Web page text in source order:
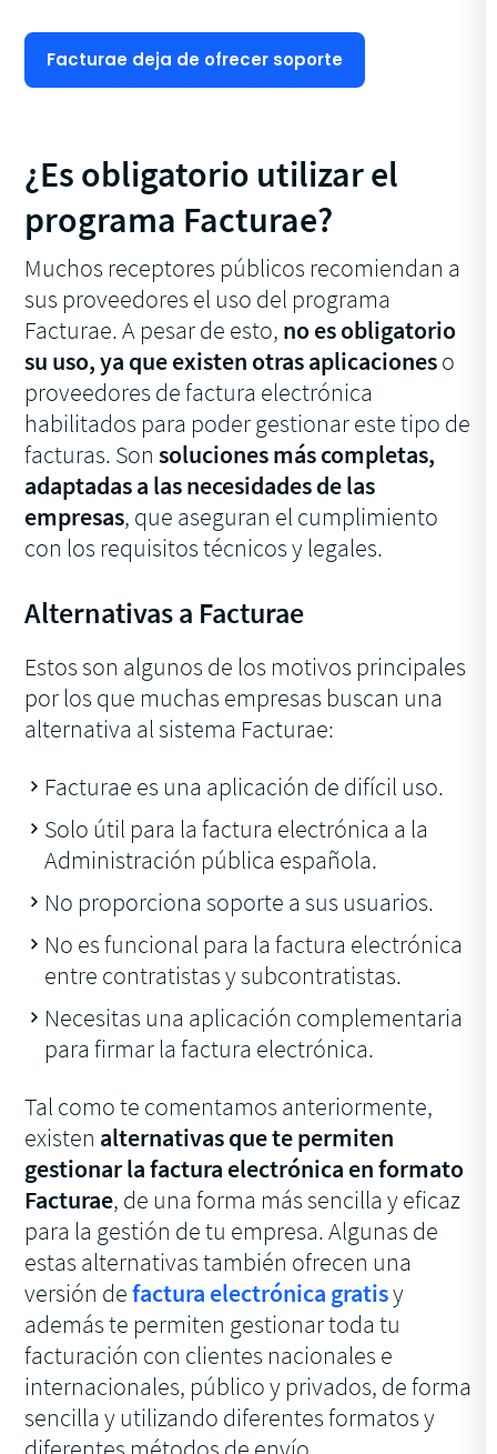
Facturae deja de ofrecer soporte
¿Es obligatorio utilizar el
programa Facturae?
Muchos receptores públicos recomiendan a
sus proveedores el uso del programa
Facturae. A pesar de esto, no es obligatorio
su uso, ya que existen otras aplicacioneso
proveedores de factura electrónica
habilitados para poder gestionar este tipo de
facturas. Sonsoluciones más completas,
adaptadas a las necesidades de las
empresas, que aseguran el cumplimiento
con los requisitos técnicos y legales.
Alternativas a Facturae
Estos son algunos de los motivos principales
por los que muchas empresas buscan una
alternativa al sistema Facturae:
Facturae es una aplicación de difícil uso.
Solo útil para la factura electrónica a la
Administración pública española.
No proporciona soporte a sus usuarios.
No es funcional para la factura electrónica
entre contratistas y subcontratistas.
Necesitas una aplicación complementaria
para firmar la factura electrónica.
Tal como te comentamos anteriormente,
existen alternativas que te permiten
gestionar la factura electrónica en formato
Facturae, de una forma más sencilla y eficaz
para la gestión de tu empresa. Algunas de
estas alternativas también ofrecen una
versión defactura electrónica gratisy
además te permiten gestionar toda tu
facturación con clientes nacionales e
internacionales, público y privados, de forma
sencilla y utilizando diferentes formatos y